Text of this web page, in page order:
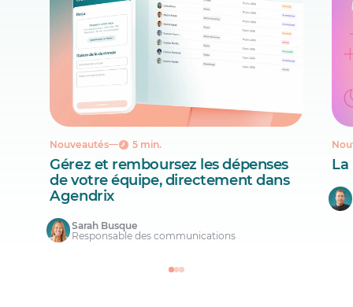
Nouveautés 5 min.
Gérez et remboursez les dépenses
de votre équipe, directement dans
Agendrix
Sarah Busque
Responsable des communications
La